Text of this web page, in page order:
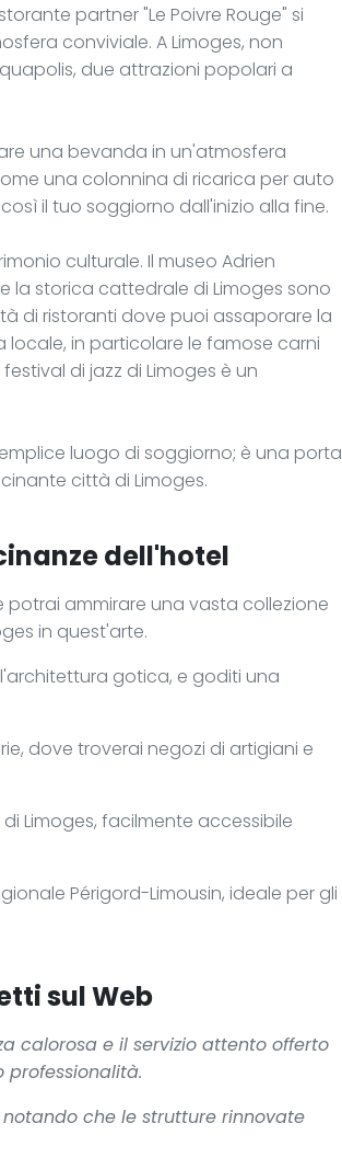
partner "Le Poivre Rouge" si
conviviale. A Limoges, non
due attrazioni popolari a
una bevanda in un'atmosfera
una colonnina di ricarica per auto
il tuo soggiorno dall'inizio alla fine.
culturale. Il museo Adrien
la storica cattedrale di Limoges sono
di ristoranti dove puoi assaporare la
in particolare le famose carni
di jazz di Limoges è un
luogo di soggiorno; è una porta
città di Limoges.
dell'hotel
potrai ammirare una vasta collezione
in quest'arte.
gotica, e goditi una
dove troverai negozi di artigiani e
Limoges, facilmente accessibile
Périgord-Limousin, ideale per gli
sul Web
calorosa e il servizio attento offerto
che le strutture rinnovate